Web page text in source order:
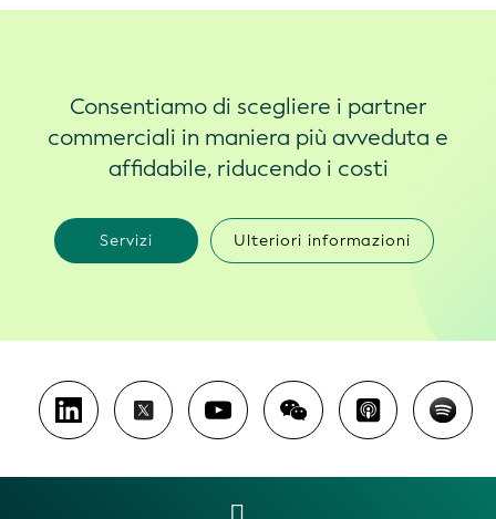
Consentiamo di scegliere i partner
commerciali in maniera più avveduta e
affidabile, riducendo i costi
Servizi Ulteriori informazioni